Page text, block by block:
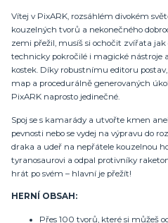
Vítej v PixARK, rozsáhlém divokém
kouzelných tvorů a nekonečného
zemi přežil, musíš si ochočit zvířata
technicky pokročilé i magické nástroje
kostek. Díky robustnímu editoru
map a procedurálně generovaných
PixARK naprosto jedinečné.
Spoj se s kamarády a utvořte kmen
pevnosti nebo se vydej na výpravu do
draka a udeř na nepřátele kouzelnou
tyranosaurovi a odpal protivníky
hrát po svém – hlavní je přežít!
HERNÍ OBSAH:
Přes 100 tvorů, které si můžeš